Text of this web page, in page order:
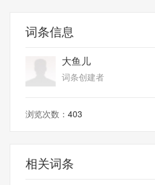
词条信息
大鱼儿
词条创建者
浏览次数： 403
相关词条